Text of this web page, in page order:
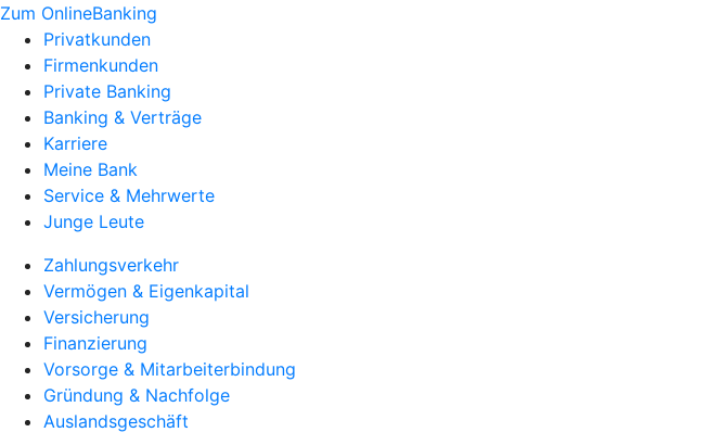
Zum OnlineBanking
Privatkunden
Firmenkunden
Private Banking
Banking & Verträge
Karriere
Meine Bank
Service & Mehrwerte
Junge Leute
Zahlungsverkehr
Vermögen & Eigenkapital
Versicherung
Finanzierung
Vorsorge & Mitarbeiterbindung
Gründung & Nachfolge
Auslandsgeschäft